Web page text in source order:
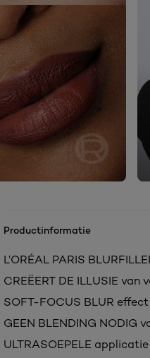
Productinformatie
L’ORÉAL PARIS
CREËERT DE ILLUSIE van
SOFT-FOCUS BLUR effect
GEEN BLENDING NODIG
ULTRASOEPELE